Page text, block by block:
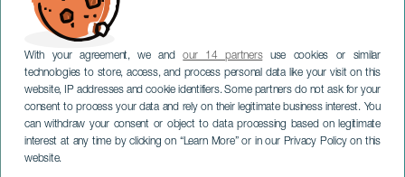
With your agreement, we andour 14 partnersuse cookies or similar
technologies to store, access, and process personal data like your visit on this
website, IP addresses and cookie identifiers. Some partners do not ask for your
consent to process your data and rely on their legitimate business interest. You
can withdraw your consent or object to data processing based on legitimate
interest at any time by clicking on “Learn More” or in our Privacy Policy on this
website.
Don Juan Tenorio y Noche
de los finaos
GRAN CANARIA